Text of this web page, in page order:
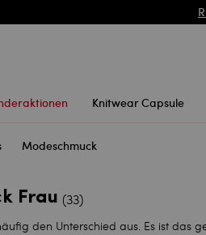
Knitwear Capsule
Modeschmuck
Frau (33)
den Unterschied aus. Es ist das